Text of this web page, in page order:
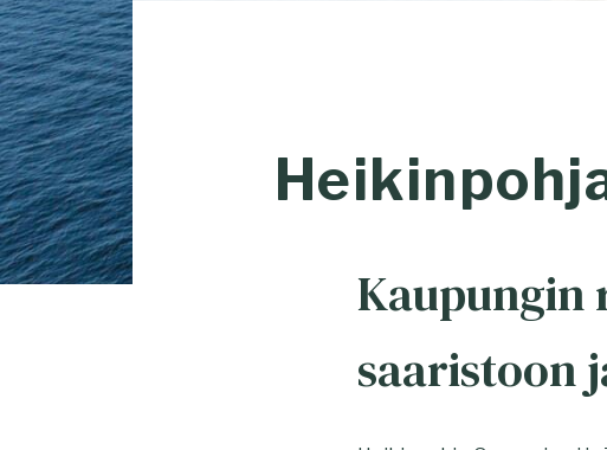
Kaupungin
saaristoon